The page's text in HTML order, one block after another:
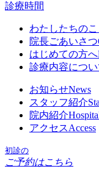
診療時間
わたしたちのこ
院長ごあいさつ
はじめての方へ
診療内容につい
お知らせNews
スタッフ紹介
院内紹介
アクセスAccess
初診の
ご予約はこちら